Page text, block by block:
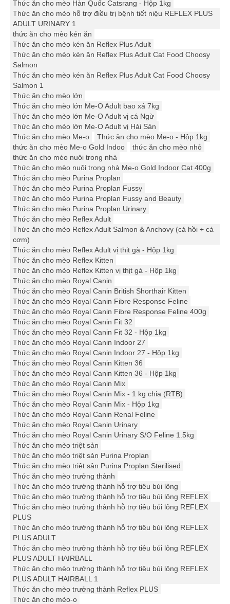
Thức ăn cho mèo Hàn Quốc Catsrang - Hộp 1kg
Thức ăn cho mèo hỗ trợ điều trị bệnh tiết niệu REFLEX PLUS
ADULT URINARY 1
thức ăn cho mèo kén ăn
Thức ăn cho mèo kén ăn Reflex Plus Adult
Thức ăn cho mèo kén ăn Reflex Plus Adult Cat Food Choosy
Salmon
Thức ăn cho mèo kén ăn Reflex Plus Adult Cat Food Choosy
Salmon 1
Thức ăn cho mèo lớn
Thức ăn cho mèo lớn Me-O Adult bao xá 7kg
Thức ăn cho mèo lớn Me-O Adult vị cá Ngừ
Thức ăn cho mèo lớn Me-O Adult vị Hải Sản
Thức ăn cho mèo Me-o
Thức ăn cho mèo Me-o - Hộp 1kg
thức ăn cho mèo Me-o Gold Indoo
thức ăn cho mèo nhỏ
thức ăn cho mèo nuôi trong nhà
Thức ăn cho mèo nuôi trong nhà Me-o Gold Indoor Cat 400g
Thức ăn cho mèo Purina Proplan
Thức ăn cho mèo Purina Proplan Fussy
Thức ăn cho mèo Purina Proplan Fussy and Beauty
Thức ăn cho mèo Purina Proplan Urinary
Thức ăn cho mèo Reflex Adult
Thức ăn cho mèo Reflex Adult Salmon & Anchovy (cá hồi + cá
cơm)
Thức ăn cho mèo Reflex Adult vị thịt gà - Hộp 1kg
Thức ăn cho mèo Reflex Kitten
Thức ăn cho mèo Reflex Kitten vị thịt gà - Hộp 1kg
Thức ăn cho mèo Royal Canin
Thức ăn cho mèo Royal Canin British Shorthair Kitten
Thức ăn cho mèo Royal Canin Fibre Response Feline
Thức ăn cho mèo Royal Canin Fibre Response Feline 400g
Thức ăn cho mèo Royal Canin Fit 32
Thức ăn cho mèo Royal Canin Fit 32 - Hộp 1kg
Thức ăn cho mèo Royal Canin Indoor 27
Thức ăn cho mèo Royal Canin Indoor 27 - Hộp 1kg
Thức ăn cho mèo Royal Canin Kitten 36
Thức ăn cho mèo Royal Canin Kitten 36 - Hộp 1kg
Thức ăn cho mèo Royal Canin Mix
Thức ăn cho mèo Royal Canin Mix - 1 kg chia (RTB)
Thức ăn cho mèo Royal Canin Mix - Hộp 1kg
Thức ăn cho mèo Royal Canin Renal Feline
Thức ăn cho mèo Royal Canin Urinary
Thức ăn cho mèo Royal Canin Urinary S/O Feline 1.5kg
Thức ăn cho mèo triệt sản
Thức ăn cho mèo triệt sản Purina Proplan
Thức ăn cho mèo triệt sản Purina Proplan Sterilised
Thức ăn cho mèo trưởng thành
Thức ăn cho mèo trưởng thành hỗ trợ tiêu búi lông
Thức ăn cho mèo trưởng thành hỗ trợ tiêu búi lông REFLEX
Thức ăn cho mèo trưởng thành hỗ trợ tiêu búi lông REFLEX
PLUS
Thức ăn cho mèo trưởng thành hỗ trợ tiêu búi lông REFLEX
PLUS ADULT
Thức ăn cho mèo trưởng thành hỗ trợ tiêu búi lông REFLEX
PLUS ADULT HAIRBALL
Thức ăn cho mèo trưởng thành hỗ trợ tiêu búi lông REFLEX
PLUS ADULT HAIRBALL 1
Thức ăn cho mèo trưởng thành Reflex PLUS
Thức ăn cho mèo-o